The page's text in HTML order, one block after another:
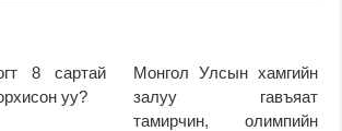
Монгол Улсын хамгийн
залуу гавъяат
тамирчин, олимпийн